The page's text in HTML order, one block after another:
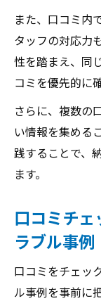
また、口コミ内
タッフの対応力
性を踏まえ、同
コミを優先的に
さらに、複数の
い情報を集める
践することで、
ます。
口コミチ
ラブル事例
口コミをチェッ
ル事例を事前に